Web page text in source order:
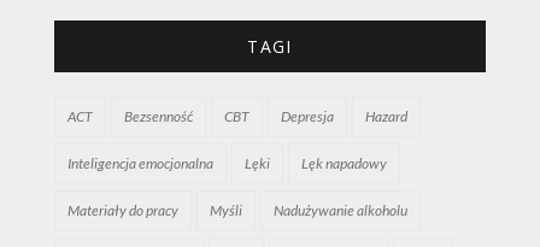
TAGI
ACT Bezsenność CBT Depresja Hazard
Inteligencja emocjonalna Lęki Lęk napadowy
Materiały do pracy Myśli Nadużywanie alkoholu